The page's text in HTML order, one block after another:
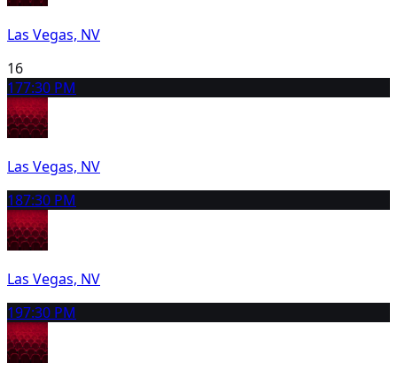
Las Vegas, NV
16
177:30 PM
Las Vegas, NV
187:30 PM
Las Vegas, NV
197:30 PM